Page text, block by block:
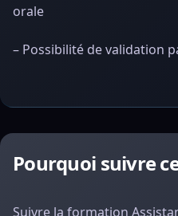
orale
– Possibilité de validation
Pourquoi suivre
Suivre la formation